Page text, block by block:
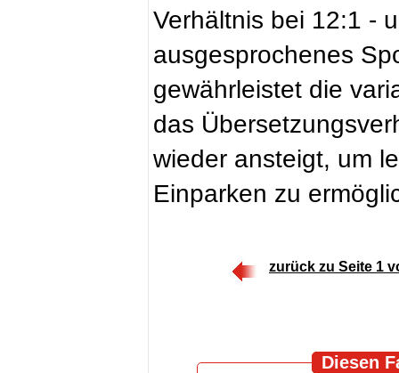
Verhältnis bei 12:1 -
ausgesprochenes
gewährleistet die
das
wieder ansteigt, um
Einparken zu
zurück zu Seite 1
Diesen